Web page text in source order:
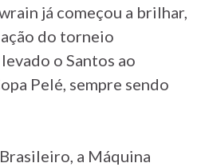
já começou a brilhar,
do torneio
o Santos ao
Pelé, sempre sendo
a Máquina